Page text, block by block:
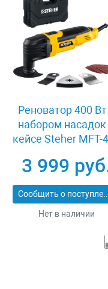
Реноватор 400
набором насадок
кейсе Steher MFT-
3 999
Сообщить
Нет в наличии